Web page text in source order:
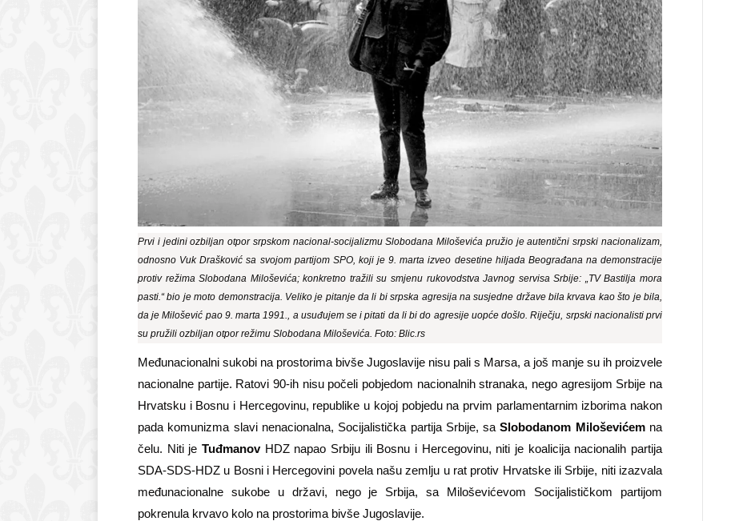
Prvi i jedini ozbiljan otpor srpskom nacional-socijalizmu Slobodana Miloševića pružio je autentični srpski nacionalizam,
odnosno Vuk Drašković sa svojom partijom SPO, koji je 9. marta izveo desetine hiljada Beograđana na demonstracije
protiv režima Slobodana Miloševića; konkretno tražili su smjenu rukovodstva Javnog servisa Srbije: „TV Bastilja mora
pasti.“ bio je moto demonstracija. Veliko je pitanje da li bi srpska agresija na susjedne države bila krvava kao što je bila,
da je Milošević pao 9. marta 1991., a usuđujem se i pitati da li bi do agresije uopće došlo. Riječju, srpski nacionalisti prvi
su pružili ozbiljan otpor režimu Slobodana Miloševića. Foto: Blic.rs
Međunacionalni sukobi na prostorima bivše Jugoslavije nisu pali s Marsa, a još manje su ih proizvele
nacionalne partije. Ratovi 90-ih nisu počeli pobjedom nacionalnih stranaka, nego agresijom Srbije na
Hrvatsku i Bosnu i Hercegovinu, republike u kojoj pobjedu na prvim parlamentarnim izborima nakon
pada komunizma slavi nenacionalna, Socijalistička partija Srbije, saSlobodanom Miloševićemna
čelu. Niti je TuđmanovHDZ napao Srbiju ili Bosnu i Hercegovinu, niti je koalicija nacionalih partija
SDA-SDS-HDZ u Bosni i Hercegovini povela našu zemlju u rat protiv Hrvatske ili Srbije, niti izazvala
međunacionalne sukobe u državi, nego je Srbija, sa Miloševićevom Socijalističkom partijom
pokrenula krvavo kolo na prostorima bivše Jugoslavije.